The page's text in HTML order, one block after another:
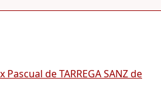
de TARREGA SANZ de